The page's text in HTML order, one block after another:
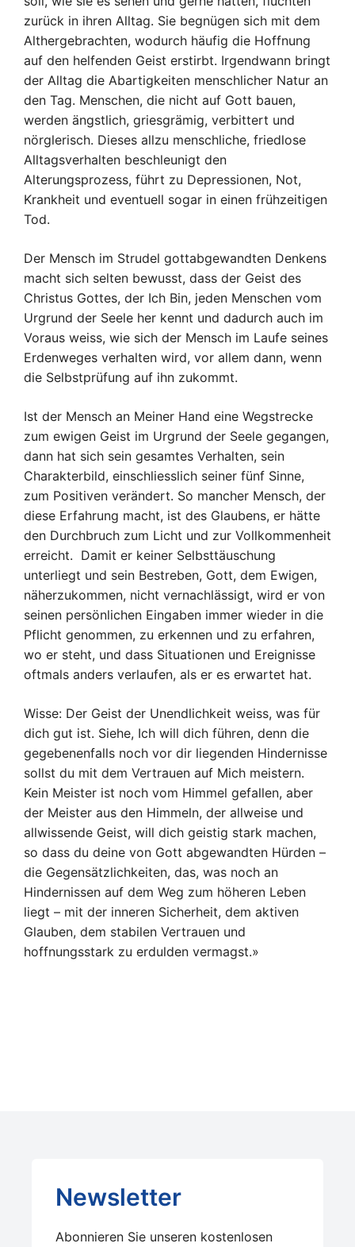
zurück in ihren Alltag. Sie begnügen sich mit dem
Althergebrachten, wodurch häufig die Hoffnung
auf den helfenden Geist erstirbt. Irgendwann bringt
der Alltag die Abartigkeiten menschlicher Natur an
den Tag. Menschen, die nicht auf Gott bauen,
werden ängstlich, griesgrämig, verbittert und
nörglerisch. Dieses allzu menschliche, friedlose
Alltagsverhalten beschleunigt den
Alterungsprozess, führt zu Depressionen, Not,
Krankheit und eventuell sogar in einen frühzeitigen
Tod.
Der Mensch im Strudel gottabgewandten Denkens
macht sich selten bewusst, dass der Geist des
Christus Gottes, der Ich Bin, jeden Menschen vom
Urgrund der Seele her kennt und dadurch auch im
Voraus weiss, wie sich der Mensch im Laufe seines
Erdenweges verhalten wird, vor allem dann, wenn
die Selbstprüfung auf ihn zukommt.
Ist der Mensch an Meiner Hand eine Wegstrecke
zum ewigen Geist im Urgrund der Seele gegangen,
dann hat sich sein gesamtes Verhalten, sein
Charakterbild, einschliesslich seiner fünf Sinne,
zum Positiven verändert. So mancher Mensch, der
diese Erfahrung macht, ist des Glaubens, er hätte
den Durchbruch zum Licht und zur Vollkommenheit
erreicht. Damit er keiner Selbsttäuschung
unterliegt und sein Bestreben, Gott, dem Ewigen,
näherzukommen, nicht vernachlässigt, wird er von
seinen persönlichen Eingaben immer wieder in die
Pflicht genommen, zu erkennen und zu erfahren,
wo er steht, und dass Situationen und Ereignisse
oftmals anders verlaufen, als er es erwartet hat.
Wisse: Der Geist der Unendlichkeit weiss, was für
dich gut ist. Siehe, Ich will dich führen, denn die
gegebenenfalls noch vor dir liegenden Hindernisse
sollst du mit dem Vertrauen auf Mich meistern.
Kein Meister ist noch vom Himmel gefallen, aber
der Meister aus den Himmeln, der allweise und
allwissende Geist, will dich geistig stark machen,
so dass du deine von Gott abgewandten Hürden –
die Gegensätzlichkeiten, das, was noch an
Hindernissen auf dem Weg zum höheren Leben
liegt – mit der inneren Sicherheit, dem aktiven
Glauben, dem stabilen Vertrauen und
hoffnungsstark zu erdulden vermagst.»
Newsletter
Abonnieren Sie unseren kostenlosen